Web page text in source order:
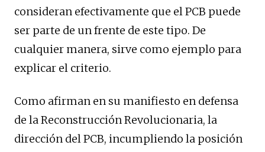
consideran efectivamente que el PCB puede
ser parte de un frente de este tipo. De
cualquier manera, sirve como ejemplo para
explicar el criterio.
Como afirman en su manifiesto en defensa
de la Reconstrucción Revolucionaria, la
dirección del PCB, incumpliendo la posición